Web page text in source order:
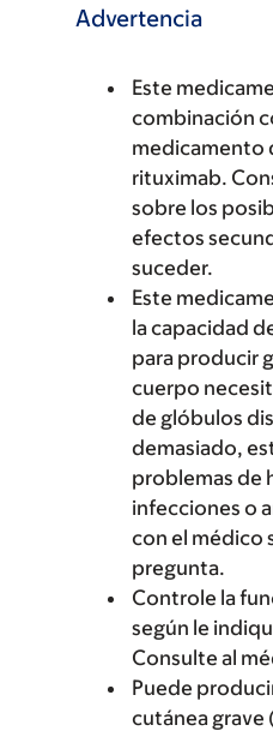
Advertencia
Este
combinación
medicamento
rituximab.
sobre los
efectos
suceder.
Este
la capacidad
para producir
cuerpo
de glóbulos
demasiado,
problemas de
infecciones o
con el médico
pregunta.
Controle la
según le
Consulte al
Puede
cutánea grave